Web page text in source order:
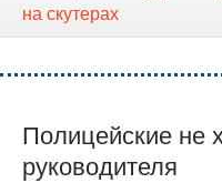
на скутерах
Полицейские не
руководителя